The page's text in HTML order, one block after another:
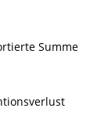
Summe